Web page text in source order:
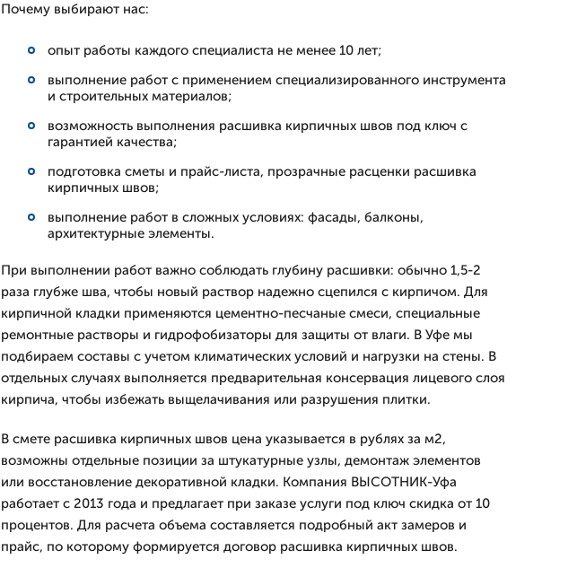
Почему выбирают нас:
опыт работы каждого специалиста не менее 10 лет;
выполнение работ с применением специализированного инструмента
и строительных материалов;
возможность выполнения расшивка кирпичных швов под ключ с
гарантией качества;
подготовка сметы и прайс-листа, прозрачные расценки расшивка
кирпичных швов;
выполнение работ в сложных условиях: фасады, балконы,
архитектурные элементы.
При выполнении работ важно соблюдать глубину расшивки: обычно 1,5-2
раза глубже шва, чтобы новый раствор надежно сцепился с кирпичом. Для
кирпичной кладки применяются цементно-песчаные смеси, специальные
ремонтные растворы и гидрофобизаторы для защиты от влаги. В Уфе мы
подбираем составы с учетом климатических условий и нагрузки на стены. В
отдельных случаях выполняется предварительная консервация лицевого слоя
кирпича, чтобы избежать выщелачивания или разрушения плитки.
В смете расшивка кирпичных швов цена указывается в рублях за м2,
возможны отдельные позиции за штукатурные узлы, демонтаж элементов
или восстановление декоративной кладки. Компания ВЫСОТНИК-Уфа
работает с 2013 года и предлагает при заказе услуги под ключ скидка от 10
процентов. Для расчета объема составляется подробный акт замеров и
прайс, по которому формируется договор расшивка кирпичных швов.